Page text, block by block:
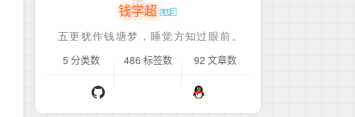
钱学超
5 分类数 486 标签数 92 文章数